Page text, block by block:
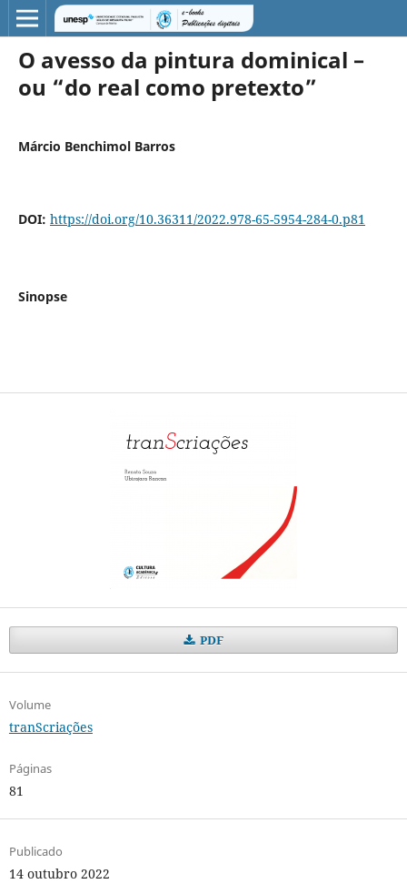
O avesso da pintura dominical –
ou “do real como pretexto”
Márcio Benchimol Barros
DOI: https://doi.org/10.36311/2022.978-65-5954-284-0.p81
Sinopse
PDF
Volume
tranScriações
Páginas
81
Publicado
14 outubro 2022